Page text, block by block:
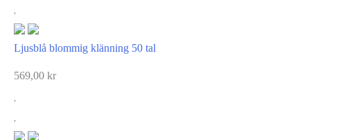
Ljusblå blommig klänning 50 tal
569,00 kr